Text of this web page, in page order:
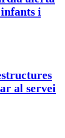
alerta
i
al servei